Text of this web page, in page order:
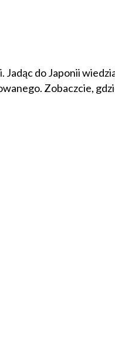
do Japonii
Zobaczcie,